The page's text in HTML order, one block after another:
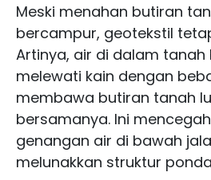
Meski menahan butiran
bercampur, geotekstil
Artinya, air di dalam tanah
melewati kain dengan
membawa butiran tanah
bersamanya. Ini
genangan air di bawah
melunakkan struktur